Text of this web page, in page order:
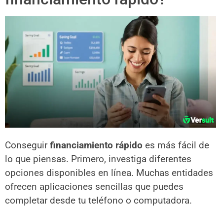
Conseguirfinanciamiento rápido es más fácil de
lo que piensas. Primero, investiga diferentes
opciones disponibles en línea. Muchas entidades
ofrecen aplicaciones sencillas que puedes
completar desde tu teléfono o computadora.